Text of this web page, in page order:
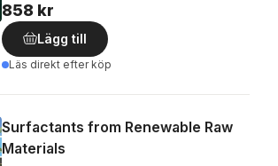
858 kr
Lägg till
Läs direkt efter köp
Surfactants from Renewable Raw
Materials